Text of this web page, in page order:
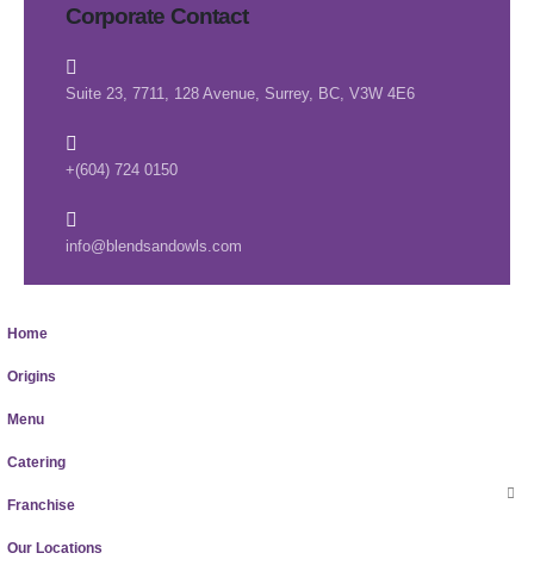
Corporate Contact
Suite 23, 7711, 128 Avenue, Surrey, BC, V3W 4E6
+(604) 724 0150
info@blendsandowls.com
Home
Origins
Menu
Catering
Franchise
Our Locations